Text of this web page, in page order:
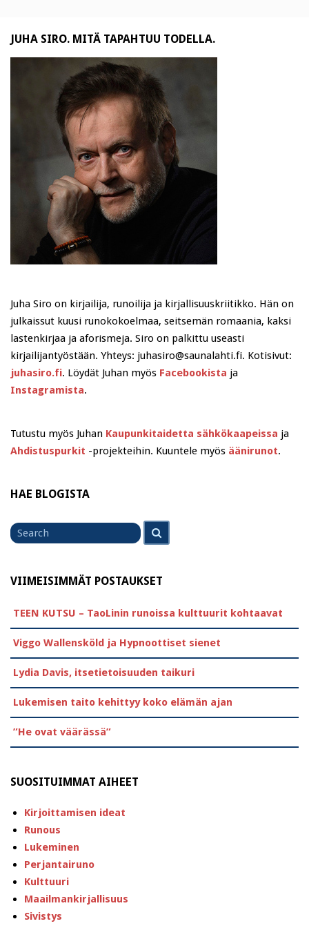
JUHA SIRO. MITÄ TAPAHTUU TODELLA.
Juha Siro on kirjailija, runoilija ja kirjallisuuskriitikko. Hän on
julkaissut kuusi runokokoelmaa, seitsemän romaania, kaksi
lastenkirjaa ja aforismeja. Siro on palkittu useasti
kirjailijantyöstään. Yhteys: juhasiro@saunalahti.fi. Kotisivut:
juhasiro.fi. Löydät Juhan myös Facebookista ja
Instagramista.
Tutustu myös Juhan Kaupunkitaidetta sähkökaapeissa ja
Ahdistuspurkit -projekteihin. Kuuntele myös äänirunot.
HAE BLOGISTA
Search
for
VIIMEISIMMÄT POSTAUKSET
TEEN KUTSU – TaoLinin runoissa kulttuurit kohtaavat
Viggo Wallensköld ja Hypnoottiset sienet
Lydia Davis, itsetietoisuuden taikuri
Lukemisen taito kehittyy koko elämän ajan
”He ovat väärässä”
SUOSITUIMMAT AIHEET
Kirjoittamisen ideat
Runous
Lukeminen
Perjantairuno
Kulttuuri
Maailmankirjallisuus
Sivistys